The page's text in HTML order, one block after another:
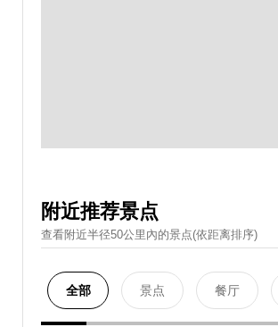
附近推荐景点
查看附近半径50公里內的景点(依距离排序)
全部 景点 餐厅